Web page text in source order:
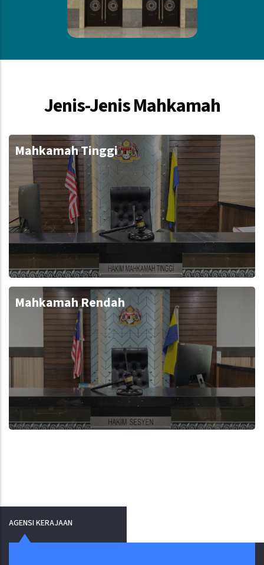
Jenis-Jenis Mahkamah
Mahkamah Tinggi
Mahkamah Rendah
AGENSI KERAJAAN